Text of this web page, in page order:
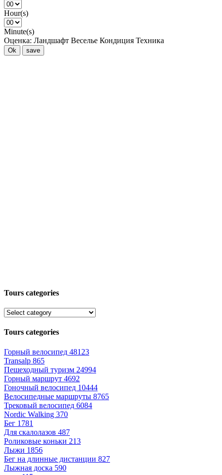
Hour(s)
Minute(s)
Оценка: Ландшафт Веселье Кондиция Техника
Ok save
Tours categories
Tours categories
Горный велосипед 48123
Transalp 865
Пешеходный туризм 24994
Горный маршрут 4692
Гоночный велосипед 10444
Велосипедные маршруты 8765
Трековый велосипед 6084
Nordic Walking 370
Бег 1781
Для скалолазов 487
Роликовые коньки 213
Лыжи 1856
Бег на длинные дистанции 827
Лыжная доска 590